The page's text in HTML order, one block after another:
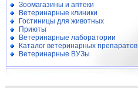
Зоомагазины и аптеки
Ветеринарные клиники
Гостиницы для животных
Приюты
Ветеринарные лаборатории
Каталог ветеринарных препаратов
Ветеринарные ВУЗы